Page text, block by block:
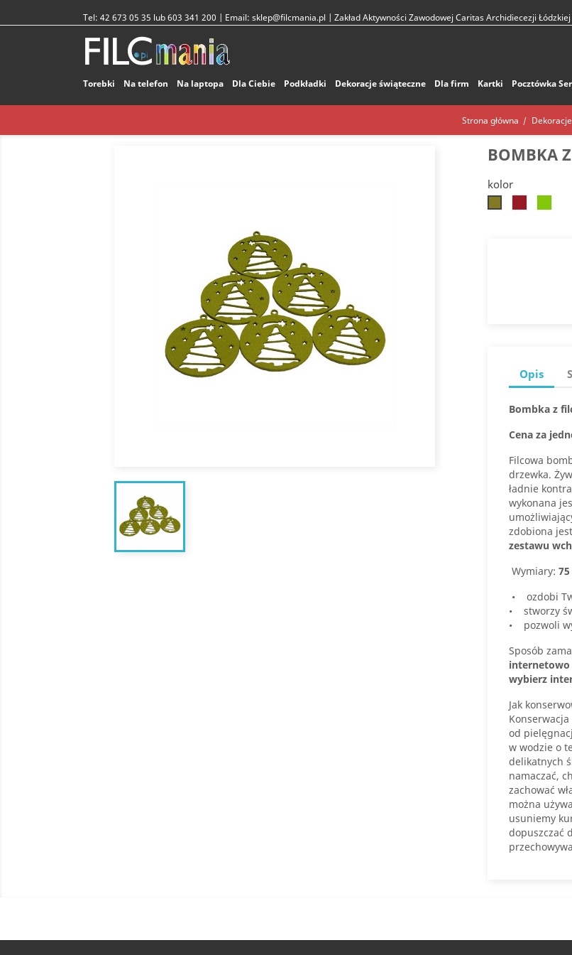
Tel: 42 673 05 35 lub 603 341 200 | Email: sklep@filcmania.pl | Zakład Aktywności Zawodowej Caritas Archidiecezji Łódzkiej
Torebki Na telefon Na laptopa Dla Ciebie Podkładki Dekoracje świąteczne Dla firm Kartki Pocztówka
Strona główna
BOMBKA
kolor
Opis
Bombka z
Cena za
Filcowa
drzewka.
ładnie
wykonana
zdobiona
zestawu
Wymiary:
• ozdobi
• stworzy
• pozwoli
Sposób
internetowo
wybierz
Jak
od
w wodzie o
delikatnych
namaczać,
zachować
można
usuniemy
dopuszczać